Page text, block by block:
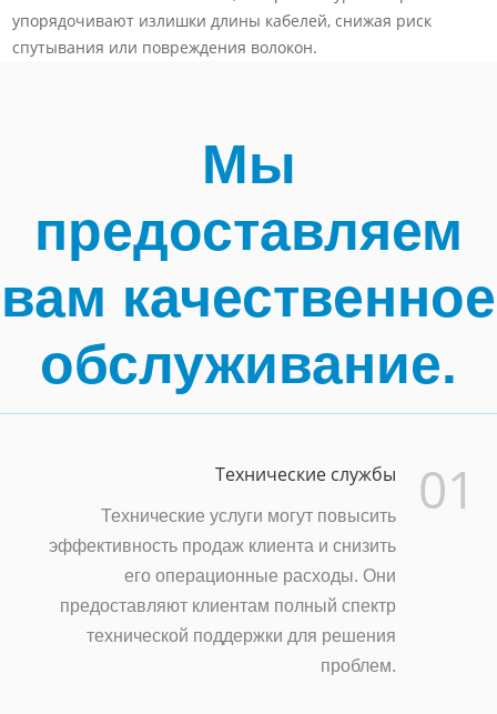
упорядочивают излишки длины кабелей, снижая риск
спутывания или повреждения волокон.
Мы
предоставляем
вам качественное
обслуживание.
01
Технические службы
Технические услуги могут повысить
эффективность продаж клиента и снизить
его операционные расходы. Они
предоставляют клиентам полный спектр
технической поддержки для решения
проблем.